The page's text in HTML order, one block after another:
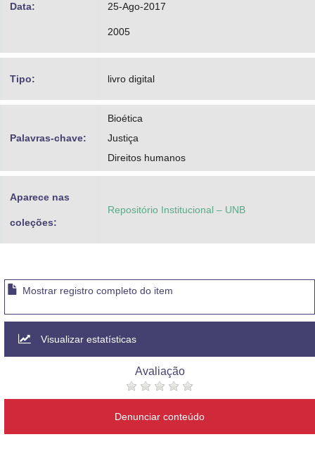
Data: 25-Ago-2017
2005
Tipo: livro digital
Palavras-chave:
Bioética
Justiça
Direitos humanos
Aparece nas
coleções:
Repositório Institucional – UNB
Mostrar registro completo do item
Visualizar estatísticas
Avaliação
Denunciar conteúdo